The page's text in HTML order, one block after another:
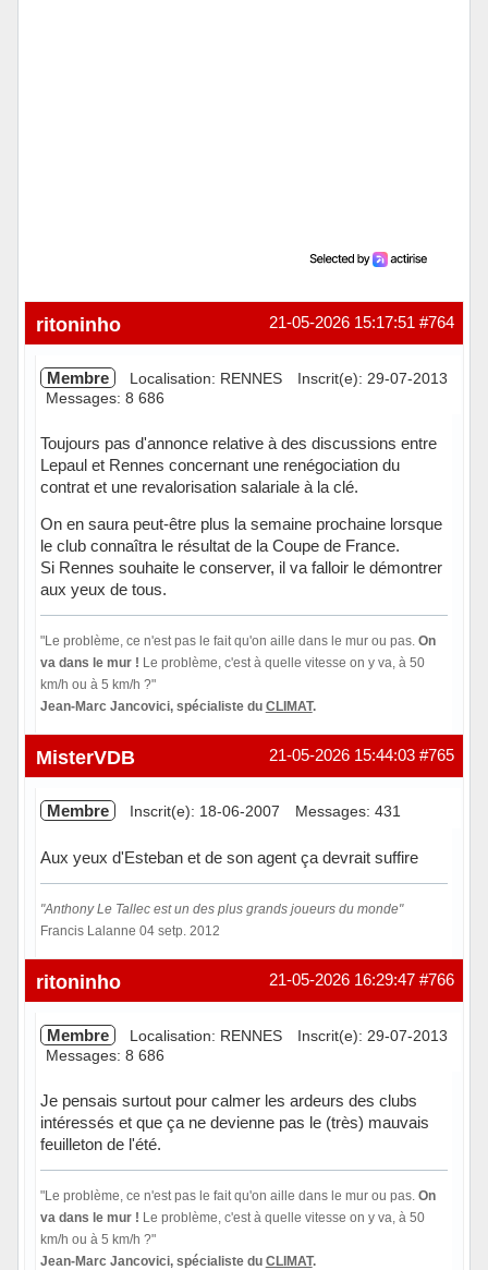
#764
21-05-2026 15:17:51
ritoninho
Membre Localisation: RENNES
Inscrit(e): 29-07-2013
Messages: 8 686
Toujours pas d'annonce relative à des discussions entre
Lepaul et Rennes concernant une renégociation du
contrat et une revalorisation salariale à la clé.
On en saura peut-être plus la semaine prochaine lorsque
le club connaîtra le résultat de la Coupe de France.
Si Rennes souhaite le conserver, il va falloir le démontrer
aux yeux de tous.
"Le problème, ce n'est pas le fait qu'on aille dans le mur ou pas. On
va dans le mur ! Le problème, c'est à quelle vitesse on y va, à 50
km/h ou à 5 km/h ?"
Jean-Marc Jancovici, spécialiste du CLIMAT.
Hors ligne #765
21-05-2026 15:44:03
MisterVDB
Membre Inscrit(e): 18-06-2007 Messages: 431
Aux yeux d'Esteban et de son agent ça devrait suffire
"Anthony Le Tallec est un des plus grands joueurs du monde"
Francis Lalanne 04 setp. 2012
Hors ligne #766
21-05-2026 16:29:47
ritoninho
Membre Localisation: RENNES
Inscrit(e): 29-07-2013
Messages: 8 686
Je pensais surtout pour calmer les ardeurs des clubs
intéressés et que ça ne devienne pas le (très) mauvais
feuilleton de l'été.
"Le problème, ce n'est pas le fait qu'on aille dans le mur ou pas. On
va dans le mur ! Le problème, c'est à quelle vitesse on y va, à 50
km/h ou à 5 km/h ?"
Jean-Marc Jancovici, spécialiste du CLIMAT.